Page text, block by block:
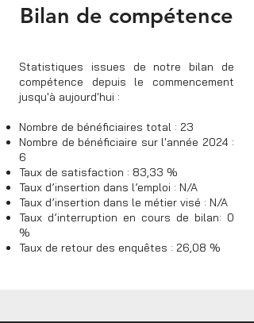
Bilan de compétence
Statistiques issues de notre bilan de
compétence depuis le commencement
jusqu'à aujourd'hui :
Nombre de bénéficiaires total : 23
Nombre de bénéficiaire sur l'année 2024 :
6
Taux de satisfaction : 83,33 %
Taux d’insertion dans l’emploi : N/A
Taux d’insertion dans le métier visé : N/A
Taux d’interruption en cours de bilan: 0
%
Taux de retour des enquêtes : 26,08 %